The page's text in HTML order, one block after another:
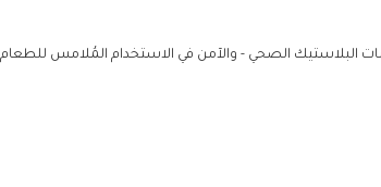
البلاستيك الصحي - والآمن في الاستخدام المُلامس للطعام